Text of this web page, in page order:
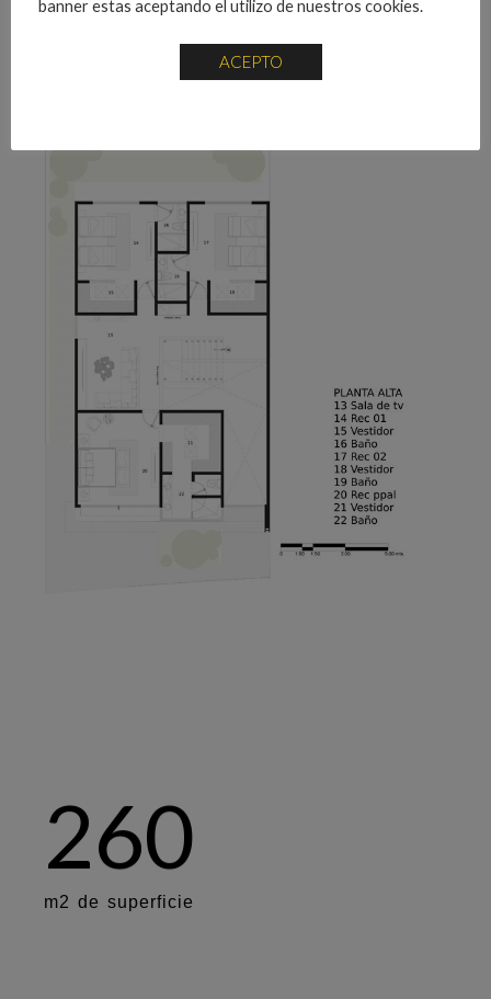
260
m2 de superficie
banner estas aceptando el utilizo de nuestros cookies.
ACEPTO